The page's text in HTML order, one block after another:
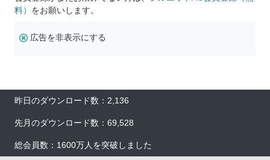
料） をお願いします。
広告を非表示にする
昨日のダウンロード数：2,136
先月のダウンロード数：69,528
総会員数：1600万人を突破しました